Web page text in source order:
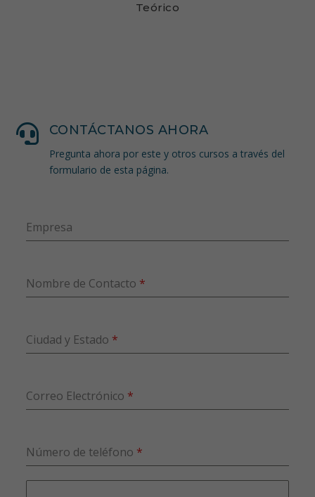
Teórico
 CONTÁCTANOS AHORA
Pregunta ahora por este y otros cursos a través del
formulario de esta página.
Empresa
Nombre de Contacto *
Ciudad y Estado *
Correo Electrónico *
Número de teléfono *